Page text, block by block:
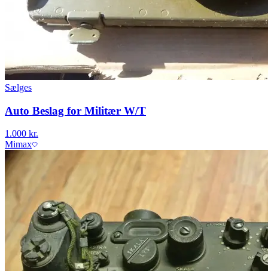
Sælges
Auto Beslag for Militær W/T
1.000 kr.
Mimax